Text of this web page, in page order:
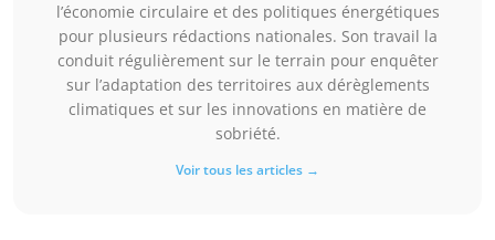
l’économie circulaire et des politiques énergétiques
pour plusieurs rédactions nationales. Son travail la
conduit régulièrement sur le terrain pour enquêter
sur l’adaptation des territoires aux dérèglements
climatiques et sur les innovations en matière de
sobriété.
Voir tous les articles →